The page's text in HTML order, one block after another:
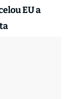
EU a